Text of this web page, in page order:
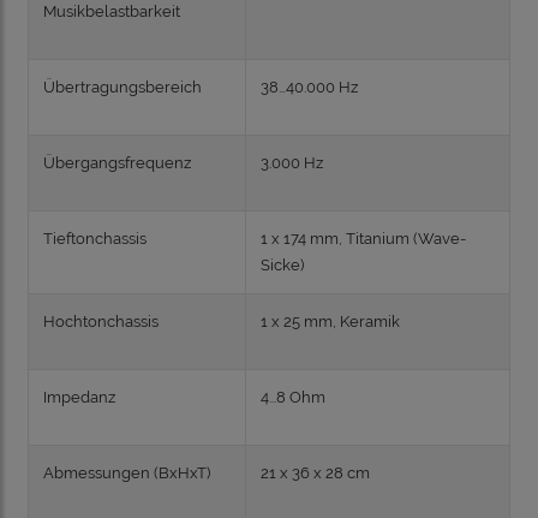
Musikbelastbarkeit
Übertragungsbereich 38…40.000 Hz
Übergangsfrequenz 3.000 Hz
Tieftonchassis
1 x 174 mm, Titanium (Wave-
Sicke)
Hochtonchassis 1 x 25 mm, Keramik
Impedanz 4...8 Ohm
Abmessungen (BxHxT) 21 x 36 x 28 cm